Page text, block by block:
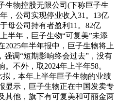
生物控股无限公司(下称巨子生
，公司实现停业收入31。13亿
母公司持有者盈利11。82亿
半年，巨子生物“可复美”未添
2025年半年报中，巨子生物将上
强调“短期影响终会过去”，没有
不外，取2024年上半年58。
拟，本年上半年巨子生物的业绩
显示，巨子生物正在中国发卖专
其他，旗下有可复美和可丽金两